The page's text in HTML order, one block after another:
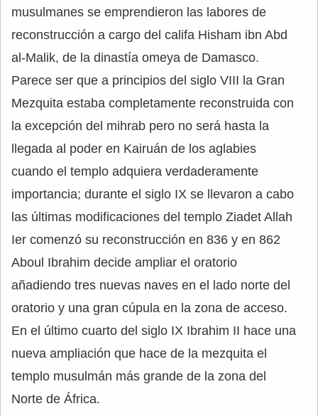
musulmanes se emprendieron las labores de
reconstrucción a cargo del califa Hisham ibn Abd
al-Malik, de la dinastía omeya de Damasco.
Parece ser que a principios del siglo VIII la Gran
Mezquita estaba completamente reconstruida con
la excepción del mihrab pero no será hasta la
llegada al poder en Kairuán de los aglabies
cuando el templo adquiera verdaderamente
importancia; durante el siglo IX se llevaron a cabo
las últimas modificaciones del templo Ziadet Allah
Ier comenzó su reconstrucción en 836 y en 862
Aboul Ibrahim decide ampliar el oratorio
añadiendo tres nuevas naves en el lado norte del
oratorio y una gran cúpula en la zona de acceso.
En el último cuarto del siglo IX Ibrahim II hace una
nueva ampliación que hace de la mezquita el
templo musulmán más grande de la zona del
Norte de África.